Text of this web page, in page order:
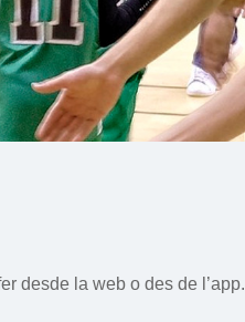
desde la web o des de l’app.